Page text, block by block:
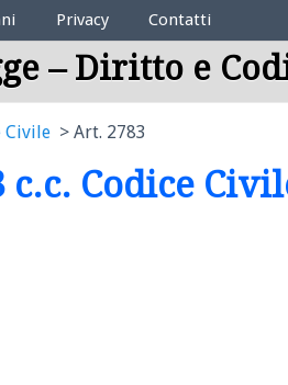
Privacy Contatti
– Diritto e
Civile Art. 2783
c.c. Codice